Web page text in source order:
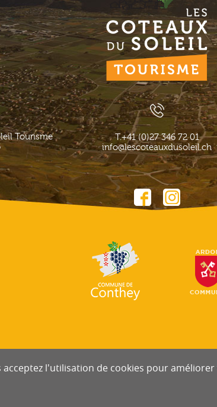
Tourisme
T.+41 (0)27 346 72 01
info@lescoteauxdusoleil.ch
l'utilisation de cookies pour